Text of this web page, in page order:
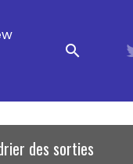
des sorties